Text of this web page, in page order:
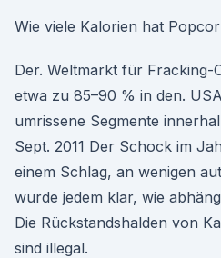
Wie viele Kalorien hat
Der. Weltmarkt für Fracking-
etwa zu 85–90 % in den.
umrissene Segmente
Sept. 2011 Der Schock im
einem Schlag, an wenigen
wurde jedem klar, wie
Die Rückstandshalden von
sind illegal.